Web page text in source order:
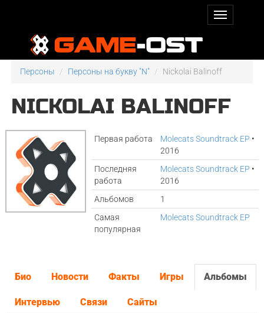
Персоны Персоны на букву "N" Nickolai Balinoff
NICKOLAI BALINOFF
Первая работа Molecats Soundtrack EP •
2016
Последняя
работа
Molecats Soundtrack EP •
2016
Альбомов
1
Самая
популярная
Molecats Soundtrack EP
Био Новости Факты Игры Альбомы
Интервью Связи Сайты